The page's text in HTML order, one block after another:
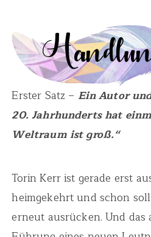
Erster Satz – Ein Autor
20. Jahrhunderts hat
Weltraum ist groß.“
Torin Kerr ist gerade erst
heimgekehrt und schon
erneut ausrücken. Und